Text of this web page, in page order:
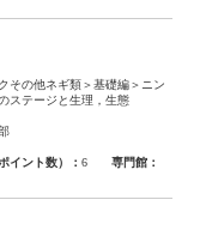
その他ネギ類＞基礎編＞ニン
ステージと生理，生態
イント数）： 6
専門館：